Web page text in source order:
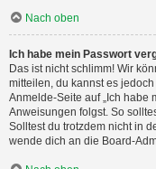
Nach oben
Ich habe mein Passwort
Das ist nicht schlimm! Wir
mitteilen, du kannst es
Anmelde-Seite auf „Ich habe
Anweisungen folgst. So
Solltest du trotzdem nicht in
wende dich an die Board-